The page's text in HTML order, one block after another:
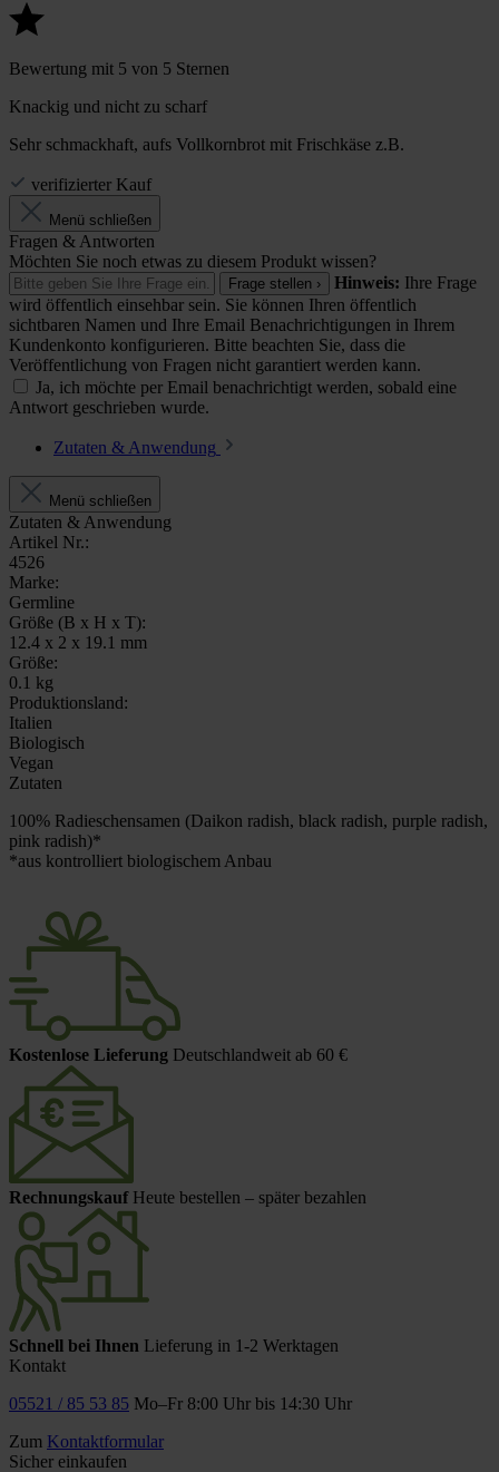
Bewertung mit 5 von 5 Sternen
Knackig und nicht zu scharf
Sehr schmackhaft, aufs Vollkornbrot mit Frischkäse z.B.
verifizierter Kauf
Menü schließen
Fragen & Antworten
Möchten Sie noch etwas zu diesem Produkt wissen?
Frage stellen › Hinweis: Ihre Frage
wird öffentlich einsehbar sein. Sie können Ihren öffentlich
sichtbaren Namen und Ihre Email Benachrichtigungen in Ihrem
Kundenkonto konfigurieren. Bitte beachten Sie, dass die
Veröffentlichung von Fragen nicht garantiert werden kann.
Ja, ich möchte per Email benachrichtigt werden, sobald eine
Antwort geschrieben wurde.
Zutaten & Anwendung
Menü schließen
Zutaten & Anwendung
Artikel Nr.:
4526
Marke:
Germline
Größe (B x H x T):
12.4 x 2 x 19.1 mm
Größe:
0.1 kg
Produktionsland:
Italien
Biologisch
Vegan
Zutaten
100% Radieschensamen (Daikon radish, black radish, purple radish,
pink radish)*
*aus kontrolliert biologischem Anbau
Kostenlose Lieferung Deutschlandweit ab 60 €
Rechnungskauf Heute bestellen – später bezahlen
Schnell bei Ihnen Lieferung in 1-2 Werktagen
Kontakt
05521 / 85 53 85 Mo–Fr 8:00 Uhr bis 14:30 Uhr
Zum Kontaktformular
Sicher einkaufen